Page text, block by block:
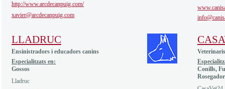
http://www.arcdecanpuig.com/
xavier@arcdecanpuig.com
LLADRUC
Ensinistradors i educadors canins
Especialitzats en:
Gossos
Lladruc
Conills,